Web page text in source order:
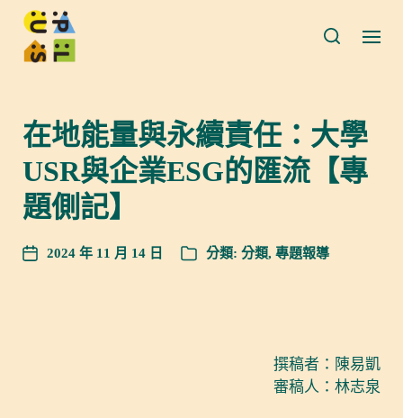
在地能量與永續責任：大學
USR與企業ESG的匯流【專
題側記】
2024 年 11 月 14 日 分類: 分類, 專題報導
撰稿者：陳易凱
審稿人：林志泉